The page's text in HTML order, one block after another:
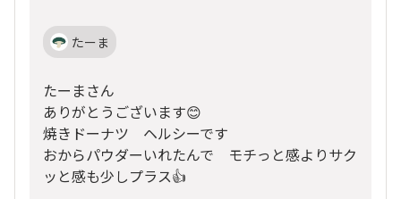
たーま
たーまさん
ありがとうございます😊
焼きドーナツ ヘルシーです
おからパウダーいれたんで モチっと感よりサク
ッと感も少しプラス👍